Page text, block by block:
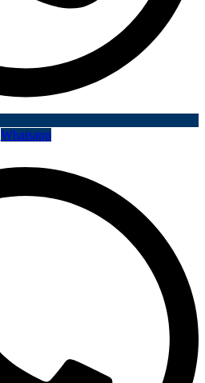
Whatsapp